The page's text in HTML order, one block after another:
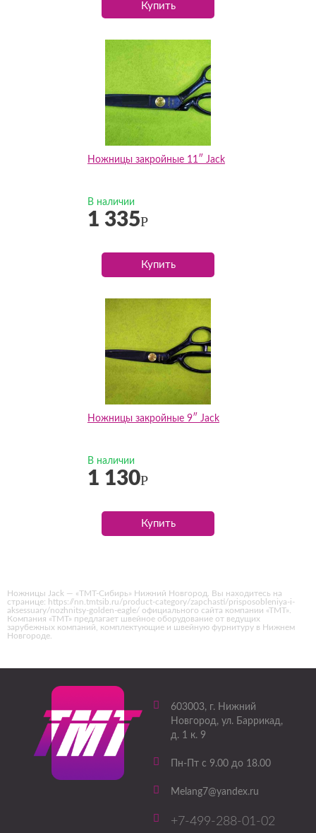
Купить
Ножницы закройные 11″ Jack
В наличии
1 335Р
Купить
Ножницы закройные 9″ Jack
В наличии
1 130Р
Купить
Ножницы Jack — «ТМТ-Сибирь» Нижний Новгород. Вы находитесь на
странице: https://nn.tmtsib.ru/product-category/zapchasti/prisposobleniya-i-
aksessuary/nozhnitsy-golden-eagle/ официального сайта компании «ТМТ».
Компания «ТМТ» предлагает швейное оборудование от ведущих
зарубежных компаний, комплектующие и швейную фурнитуру в Нижнем
Новгороде.
603003, г. Нижний
Новгород, ул. Баррикад,
д. 1 к. 9
Пн-Пт с 9.00 до 18.00
Melang7@yandex.ru
+7-499-288-01-02